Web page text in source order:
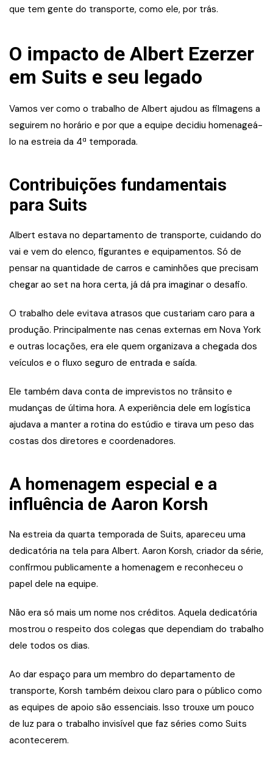
que tem gente do transporte, como ele, por trás.
O impacto de Albert Ezerzer
em Suits e seu legado
Vamos ver como o trabalho de Albert ajudou as filmagens a
seguirem no horário e por que a equipe decidiu homenageá-
lo na estreia da 4ª temporada.
Contribuições fundamentais
para Suits
Albert estava no departamento de transporte, cuidando do
vai e vem do elenco, figurantes e equipamentos. Só de
pensar na quantidade de carros e caminhões que precisam
chegar ao set na hora certa, já dá pra imaginar o desafio.
O trabalho dele evitava atrasos que custariam caro para a
produção. Principalmente nas cenas externas em Nova York
e outras locações, era ele quem organizava a chegada dos
veículos e o fluxo seguro de entrada e saída.
Ele também dava conta de imprevistos no trânsito e
mudanças de última hora. A experiência dele em logística
ajudava a manter a rotina do estúdio e tirava um peso das
costas dos diretores e coordenadores.
A homenagem especial e a
influência de Aaron Korsh
Na estreia da quarta temporada de Suits, apareceu uma
dedicatória na tela para Albert. Aaron Korsh, criador da série,
confirmou publicamente a homenagem e reconheceu o
papel dele na equipe.
Não era só mais um nome nos créditos. Aquela dedicatória
mostrou o respeito dos colegas que dependiam do trabalho
dele todos os dias.
Ao dar espaço para um membro do departamento de
transporte, Korsh também deixou claro para o público como
as equipes de apoio são essenciais. Isso trouxe um pouco
de luz para o trabalho invisível que faz séries como Suits
acontecerem.